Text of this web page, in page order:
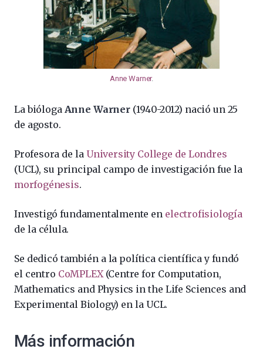
Anne Warner.
La bióloga Anne Warner (1940-2012) nació un 25
de agosto.
Profesora de la University College de Londres
(UCL), su principal campo de investigación fue la
morfogénesis.
Investigó fundamentalmente en electrofisiología
de la célula.
Se dedicó también a la política científica y fundó
el centro CoMPLEX(Centre for Computation,
Mathematics and Physics in the Life Sciences and
Experimental Biology) en la UCL.
Más información